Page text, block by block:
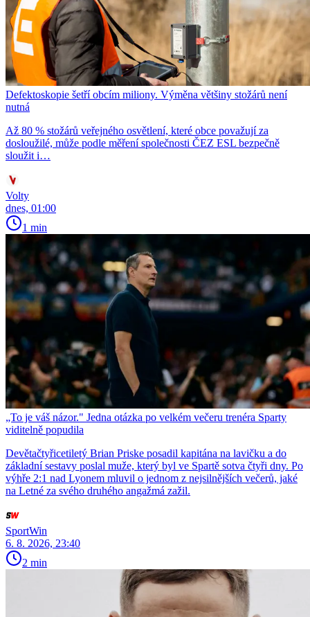
Defektoskopie šetří obcím miliony. Výměna většiny stožárů není
nutná
Až 80 % stožárů veřejného osvětlení, které obce považují za
dosloužilé, může podle měření společnosti ČEZ ESL bezpečně
sloužit i…
Volty
dnes, 01:00
1 min
„To je váš názor." Jedna otázka po velkém večeru trenéra Sparty
viditelně popudila
Devětačtyřicetiletý Brian Priske posadil kapitána na lavičku a do
základní sestavy poslal muže, který byl ve Spartě sotva čtyři dny. Po
výhře 2:1 nad Lyonem mluvil o jednom z nejsilnějších večerů, jaké
na Letné za svého druhého angažmá zažil.
SportWin
6. 8. 2026, 23:40
2 min